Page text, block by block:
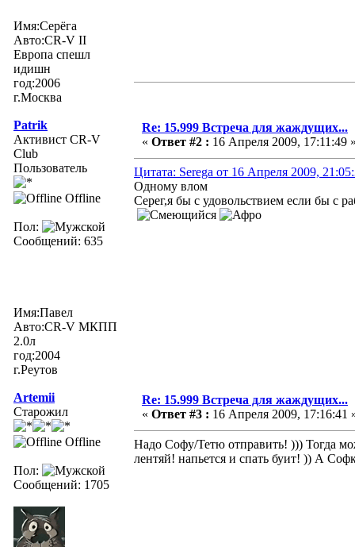
Имя:Серёга
Авто:CR-V II
Европа спешл
идишн
год:2006
г.Москва
Patrik
Активист CR-V
Club
Пользователь
Offline
Пол:
Сообщений: 635
Имя:Павел
Авто:CR-V МКПП
2.0л
год:2004
г.Реутов
Re: 15.999 Встреча для жаждущих...
« Ответ #2 : 16 Апреля 2009, 17:11:49
Цитата: Serega от 16 Апреля 2009,
Одному влом
Серег,я бы с удовольствием если бы с
Artemii
Старожил
Offline
Пол:
Сообщений: 1705
Re: 15.999 Встреча для жаждущих...
« Ответ #3 : 16 Апреля 2009, 17:16:41
Надо Софу/Тетю отправить! ))) Тогда
лентяй! напьется и спать буит! )) А